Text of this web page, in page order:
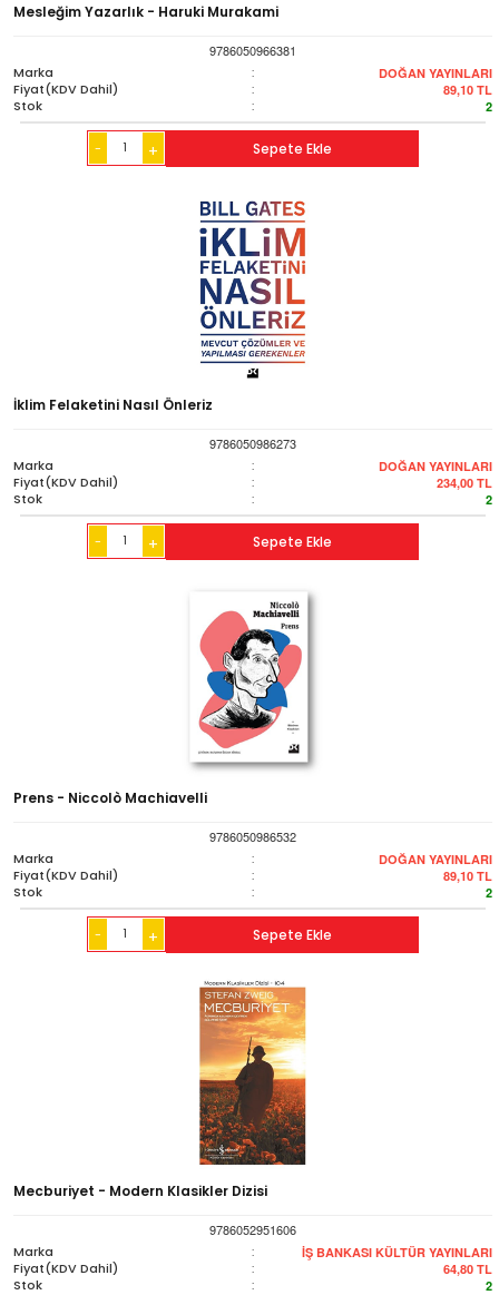
Mesleğim Yazarlık - Haruki Murakami
9786050966381
Marka
: DOĞAN YAYINLARI
Fiyat(KDV Dahil) : 89,10 TL
Stok : 2
- + Sepete Ekle
İklim Felaketini Nasıl Önleriz
9786050986273
Marka
: DOĞAN YAYINLARI
Fiyat(KDV Dahil) : 234,00 TL
Stok : 2
- + Sepete Ekle
Prens - Niccolò Machiavelli
9786050986532
Marka
: DOĞAN YAYINLARI
Fiyat(KDV Dahil) : 89,10 TL
Stok : 2
- + Sepete Ekle
Mecburiyet - Modern Klasikler Dizisi
9786052951606
Marka
: İŞ BANKASI KÜLTÜR YAYINLARI
Fiyat(KDV Dahil) : 64,80 TL
Stok : 2